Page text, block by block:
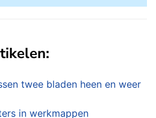
twee bladen heen en weer
in werkmappen